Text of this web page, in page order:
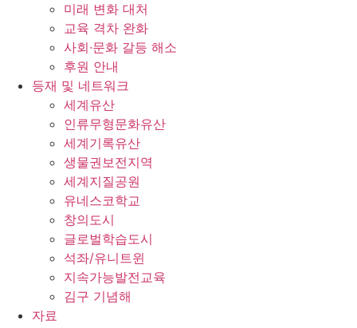
미래 변화 대처
교육 격차 완화
사회∙문화 갈등 해소
후원 안내
등재 및 네트워크
세계유산
인류무형문화유산
세계기록유산
생물권보전지역
세계지질공원
유네스코학교
창의도시
글로벌학습도시
석좌/유니트윈
지속가능발전교육
김구 기념해
자료